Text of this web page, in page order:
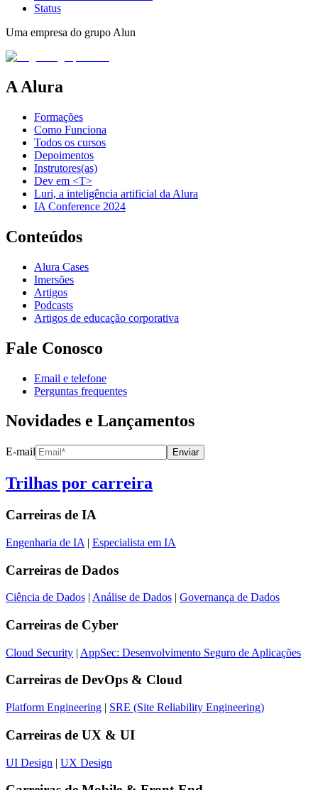
Status
Uma empresa do grupo Alun
A Alura
Formações
Como Funciona
Todos os cursos
Depoimentos
Instrutores(as)
Dev em <T>
Luri, a inteligência artificial da Alura
IA Conference 2024
Conteúdos
Alura Cases
Imersões
Artigos
Podcasts
Artigos de educação corporativa
Fale Conosco
Email e telefone
Perguntas frequentes
Novidades e Lançamentos
E-mail Enviar
Trilhas por carreira
Carreiras de IA
Engenharia de IA | Especialista em IA
Carreiras de Dados
Ciência de Dados | Análise de Dados | Governança de Dados
Carreiras de Cyber
Cloud Security | AppSec: Desenvolvimento Seguro de Aplicações
Carreiras de DevOps & Cloud
Platform Engineering | SRE (Site Reliability Engineering)
Carreiras de UX & UI
UI Design | UX Design